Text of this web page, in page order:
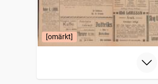
[omärkt]